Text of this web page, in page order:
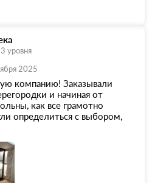
уровня
2025
компанию! Заказывали
и начиная от
как все грамотно
определиться с выбором,
соблюдены.
Борису за установку,
проблемных стен, как все
сделано, все убрано за